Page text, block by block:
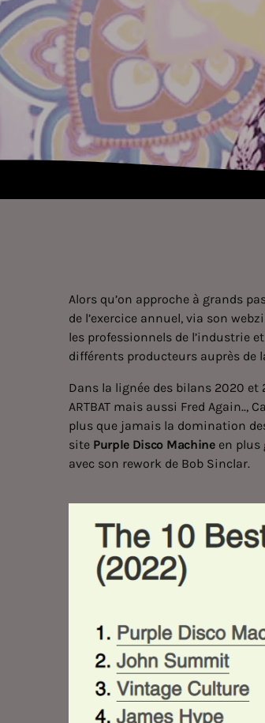
Alors qu’on approche à grands
de l’exercice annuel, via son
les professionnels de l’industrie
différents producteurs auprès de
Dans la lignée des bilans 2020
ARTBAT mais aussi Fred
plus que jamais la domination
site Purple Disco Machineen plus
avec son rework de Bob Sinclar.